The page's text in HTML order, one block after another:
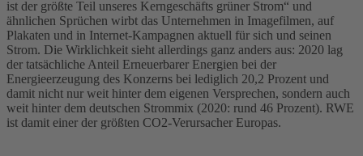
ist der größte Teil unseres Kerngeschäfts grüner Strom“ und
ähnlichen Sprüchen wirbt das Unternehmen in Imagefilmen, auf
Plakaten und in Internet-Kampagnen aktuell für sich und seinen
Strom. Die Wirklichkeit sieht allerdings ganz anders aus: 2020 lag
der tatsächliche Anteil Erneuerbarer Energien bei der
Energieerzeugung des Konzerns bei lediglich 20,2 Prozent und
damit nicht nur weit hinter dem eigenen Versprechen, sondern auch
weit hinter dem deutschen Strommix (2020: rund 46 Prozent). RWE
ist damit einer der größten CO2-Verursacher Europas.